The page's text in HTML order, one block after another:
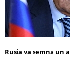
Rusia va semna un